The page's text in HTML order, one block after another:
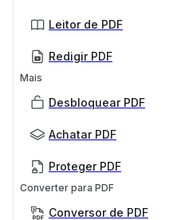
Leitor de PDF
Redigir PDF
Mais
Desbloquear PDF
Achatar PDF
Proteger PDF
Converter para PDF
Conversor de PDF